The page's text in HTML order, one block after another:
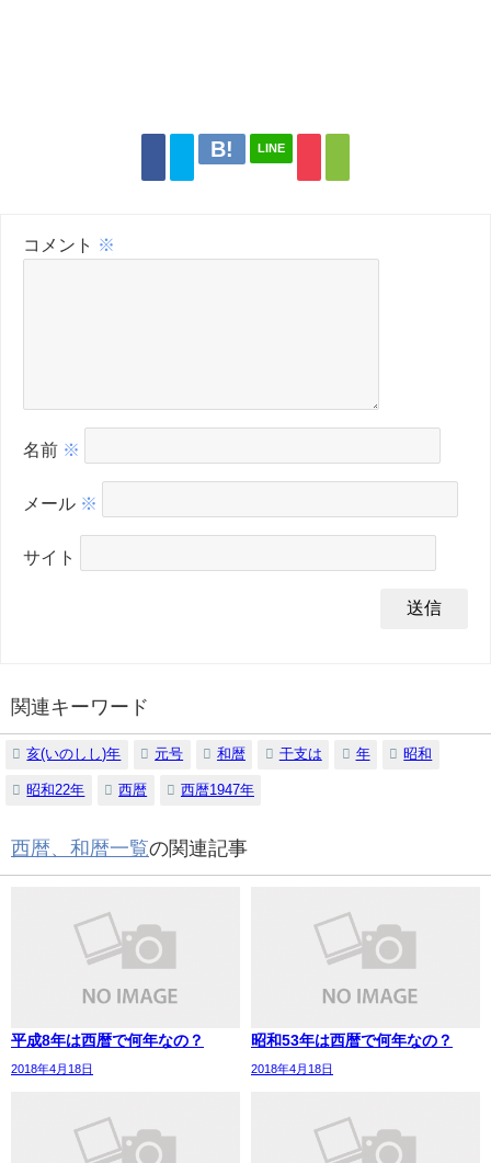
LINE
コメント ※
名前 ※
メール ※
サイト
関連キーワード
亥(いのしし)年 元号 和暦 干支は 年 昭和
昭和22年 西暦 西暦1947年
西暦、和暦一覧の関連記事
平成8年は西暦で何年なの？
2018年4月18日
昭和53年は西暦で何年なの？
2018年4月18日